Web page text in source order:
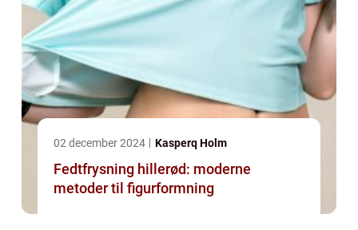
02 december 2024 Kasperq Holm
Fedtfrysning hillerød: moderne
metoder til figurformning